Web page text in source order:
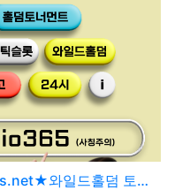
일드홀덤 토너먼트 섹­…